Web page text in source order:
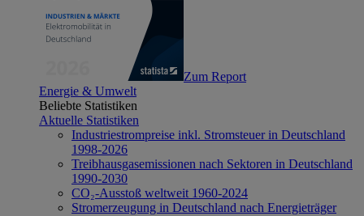
Zum Report
Energie & Umwelt
Beliebte Statistiken
Aktuelle Statistiken
Industriestrompreise inkl. Stromsteuer in Deutschland
1998-2026
Treibhausgasemissionen nach Sektoren in Deutschland
1990-2030
CO₂-Ausstoß weltweit 1960-2024
Stromerzeugung in Deutschland nach Energieträger